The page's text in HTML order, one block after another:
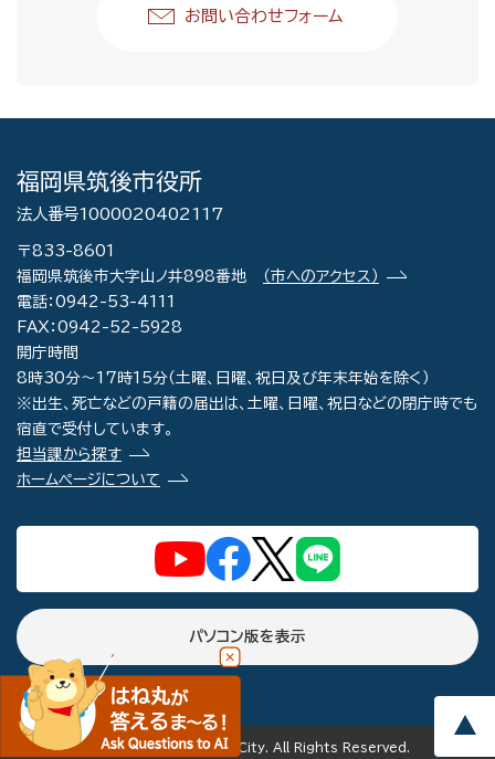
お問い合わせフォーム
福岡県筑後市役所
法人番号1000020402117
〒833-8601
福岡県筑後市大字山ノ井898番地
（市へのアクセス）
電話：0942-53-4111
FAX：0942-52-5928
開庁時間
8時30分～17時15分（土曜、日曜、祝日及び年末年始を除く）
※出生、死亡などの戸籍の届出は、土曜、日曜、祝日などの閉庁時でも
宿直で受付しています。
担当課から探す
ホームページについて
パソコン版を表示
copyright(c) Chikugo City. All Rights Reserved.